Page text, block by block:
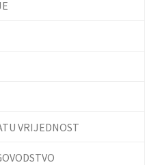
VRIJEDNOST